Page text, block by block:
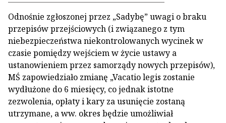
Odnośnie zgłoszonej przez „Sadybę” uwagi o braku
przepisów przejściowych (i związanego z tym
niebezpieczeństwa niekontrolowanych wycinek w
czasie pomiędzy wejściem w życie ustawy a
ustanowieniem przez samorządy nowych przepisów),
MŚ zapowiedziało zmianę „Vacatio legis zostanie
wydłużone do 6 miesięcy, co jednak istotne
zezwolenia, opłaty i kary za usunięcie zostaną
utrzymane, a ww. okres będzie umożliwiał